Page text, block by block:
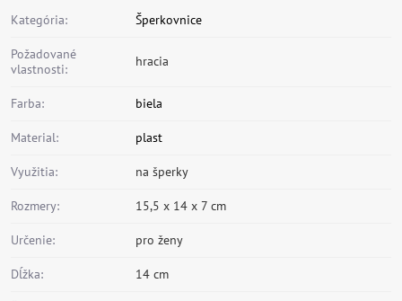
Kategória: Šperkovnice
Požadované
vlastnosti:
hracia
Farba: biela
Material: plast
Využitia: na šperky
Rozmery: 15,5 x 14 x 7 cm
Určenie: pro ženy
Dĺžka: 14 cm